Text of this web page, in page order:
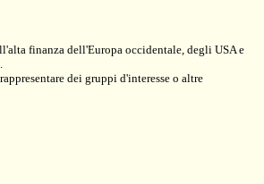
finanza dell'Europa occidentale, degli USA e
dei gruppi d'interesse o altre